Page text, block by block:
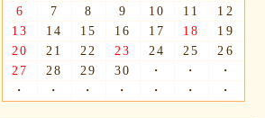
6
7 8 9 10 11
12
13
14 15 16 17 18
19
20
21 22 23 24 25
26
27
28 29 30 ・ ・
・
・
・ ・ ・ ・ ・ ・